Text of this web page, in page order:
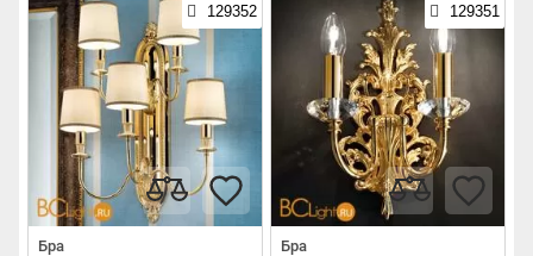
129352
Бра
129351
Бра